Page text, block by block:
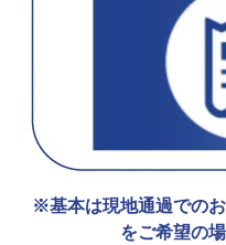
※基本は現地通過での
をご希望の